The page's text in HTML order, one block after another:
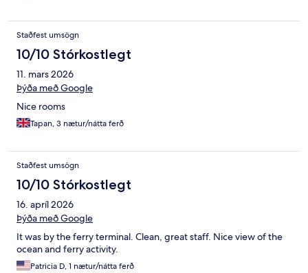
Staðfest umsögn
10/10 Stórkostlegt
11. mars 2026
Þýða með Google
Nice rooms
Tapan, 3 nætur/nátta ferð
Staðfest umsögn
10/10 Stórkostlegt
16. apríl 2026
Þýða með Google
It was by the ferry terminal. Clean, great staff. Nice view of the
ocean and ferry activity.
Patricia D, 1 nætur/nátta ferð